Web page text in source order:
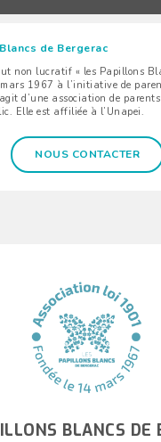
de Bergerac
non lucratif « les Papillons
mars 1967 à l’initiative de
d’une association de
Elle est affiliée à l’Unapei.
NOUS CONTACTER
BLANCS DE